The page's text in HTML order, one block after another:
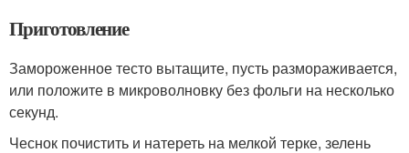
Приготовление
Замороженное тесто вытащите, пусть размораживается,
или положите в микроволновку без фольги на несколько
секунд.
Чеснок почистить и натереть на мелкой терке, зелень